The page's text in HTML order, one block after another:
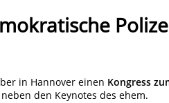
in Hannover einen Kongress
den Keynotes des ehem.